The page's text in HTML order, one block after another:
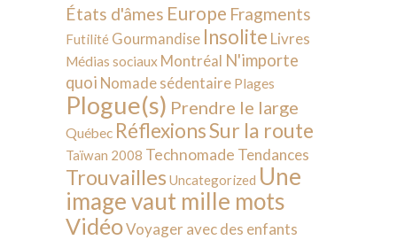
États d'âmes Europe Fragments
Futilité Gourmandise Insolite Livres
Médias sociaux Montréal N'importe
quoi Nomade sédentaire Plages
Plogue(s) Prendre le large
Québec RéflexionsSur la route
Taïwan 2008 Technomade Tendances
Trouvailles Uncategorized Une
image vaut mille mots
VidéoVoyager avec des enfants